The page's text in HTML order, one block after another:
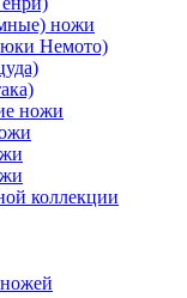
ножи
Немото)
ножи
коллекции